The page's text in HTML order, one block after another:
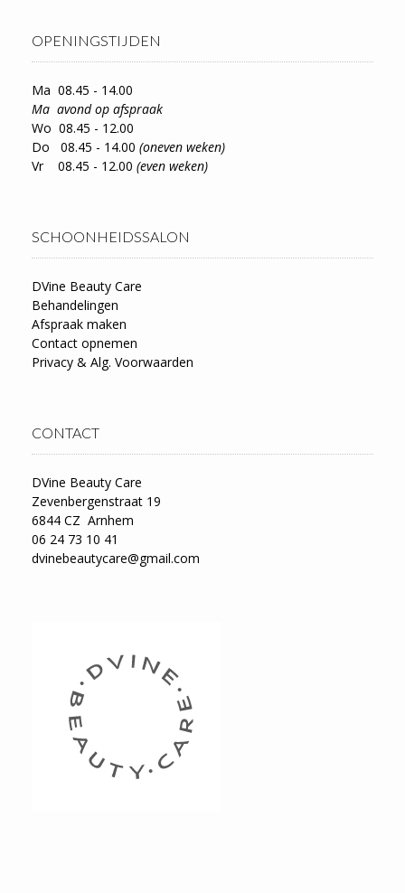
OPENINGSTIJDEN
Ma 08.45 - 14.00
Ma avond op afspraak
Wo 08.45 - 12.00
Do 08.45 - 14.00 (oneven weken)
Vr 08.45 - 12.00 (even weken)
SCHOONHEIDSSALON
DVine Beauty Care
Behandelingen
Afspraak maken
Contact opnemen
Privacy & Alg. Voorwaarden
CONTACT
DVine Beauty Care
Zevenbergenstraat 19
6844 CZ Arnhem
06 24 73 10 41
dvinebeautycare@gmail.com